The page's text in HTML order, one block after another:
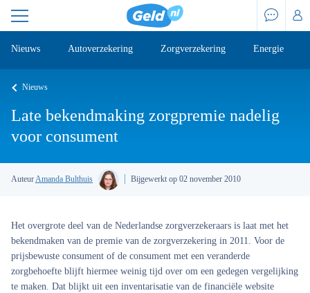
Nieuws Autoverzekering Zorgverzekering Energie
Nieuws
Late bekendmaking zorgpremie nadelig
voor consument
Auteur Amanda Bulthuis Bijgewerkt op 02 november 2010
Het overgrote deel van de Nederlandse zorgverzekeraars is laat met het
bekendmaken van de premie van de zorgverzekering in 2011. Voor de
prijsbewuste consument of de consument met een veranderde
zorgbehoefte blijft hiermee weinig tijd over om een gedegen vergelijking
te maken. Dat blijkt uit een inventarisatie van de financiële website